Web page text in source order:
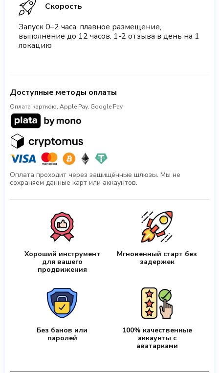
Скорость
Запуск 0–2 часа, плавное размещение,
выполнение до 12 часов. 1-2 отзыва в день на 1
локацию
Доступные методы оплаты
Оплата карткою, Apple Pay, Google Pay
Оплата проходит через защищённые шлюзы. Мы не
сохраняем данные карт или аккаунтов.
Хороший инструмент
для вашего
продвижения
Мгновенный старт без
задержек
Без банов или
паролей
100% качественные
аккаунты с
аватарками